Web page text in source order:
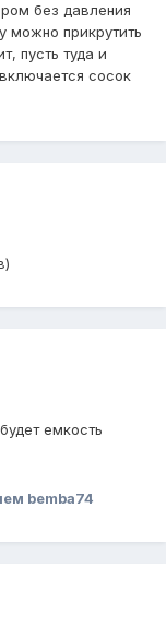
без давления
можно прикрутить
пусть туда и
сосок
емкость
bemba74